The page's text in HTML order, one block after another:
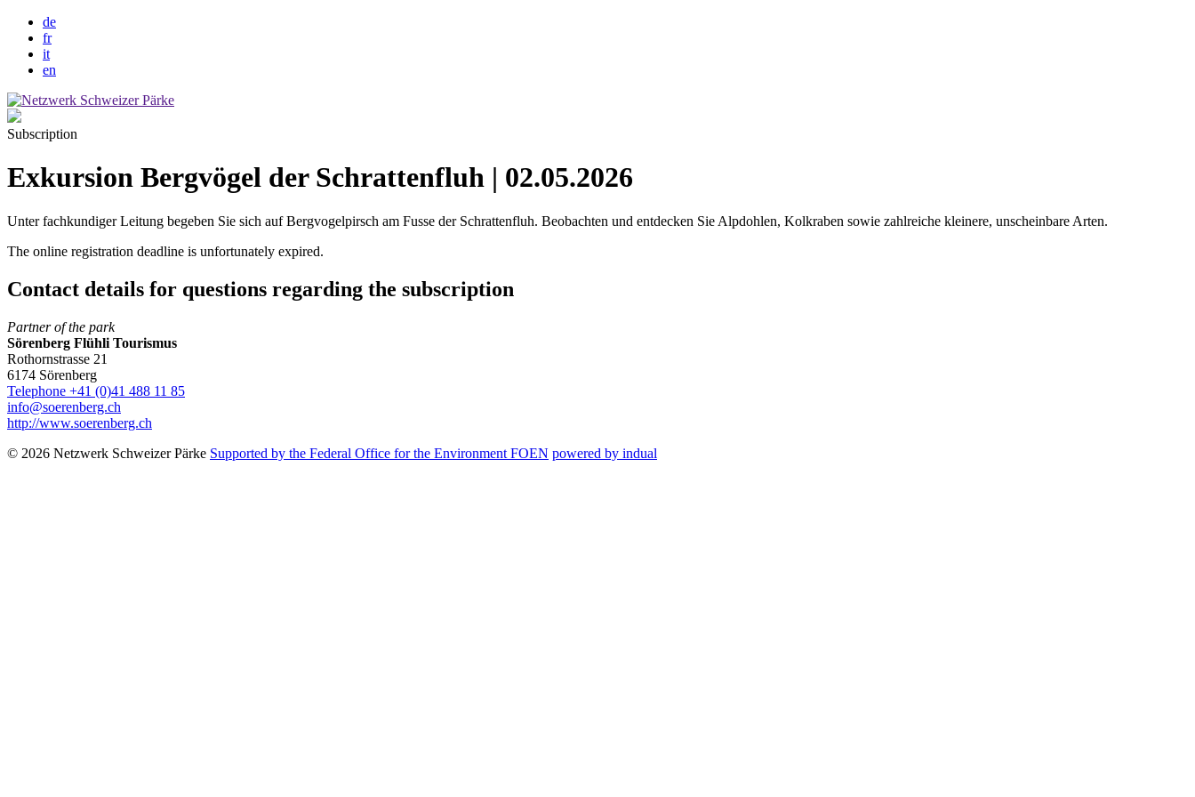
de
fr
it
en
Subscription
Exkursion Bergvögel der Schrattenfluh | 02.05.2026
Unter fachkundiger Leitung begeben Sie sich auf Bergvogelpirsch am Fusse der Schrattenfluh. Beobachten und entdecken Sie Alpdohlen, Kolkraben sowie zahlreiche kleinere, unscheinbare Arten.
The online registration deadline is unfortunately expired.
Contact details for questions regarding the subscription
Partner of the park
Sörenberg Flühli Tourismus
Rothornstrasse 21
6174 Sörenberg
Telephone +41 (0)41 488 11 85
info@soerenberg.ch
http://www.soerenberg.ch
© 2026 Netzwerk Schweizer Pärke Supported by the Federal Office for the Environment FOEN powered by indual